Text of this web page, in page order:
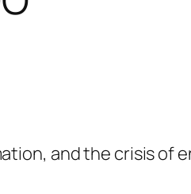
and the crisis of